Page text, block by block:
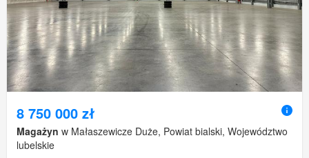
8 750 000 zł
Magażyn w Małaszewicze Duże, Powiat bialski, Województwo
lubelskie